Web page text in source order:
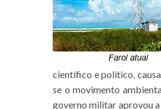
científico e político,
se o movimento
governo militar aprovou a